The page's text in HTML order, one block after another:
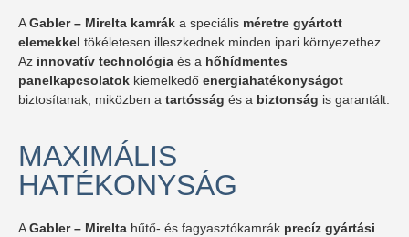
AGabler – Mirelta kamrák a speciális méretre gyártott
elemekkel tökéletesen illeszkednek minden ipari környezethez.
Az innovatív technológia és a hőhídmentes
panelkapcsolatok kiemelkedő energiahatékonyságot
biztosítanak, miközben a tartósság és a biztonság is garantált.
MAXIMÁLIS
HATÉKONYSÁG
AGabler – Mirelta hűtő- és fagyasztókamrák precíz gyártási